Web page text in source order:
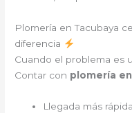
Plomería en Tacubaya
diferencia
Cuando el problema es
Contar con plomería
Llegada más rápida